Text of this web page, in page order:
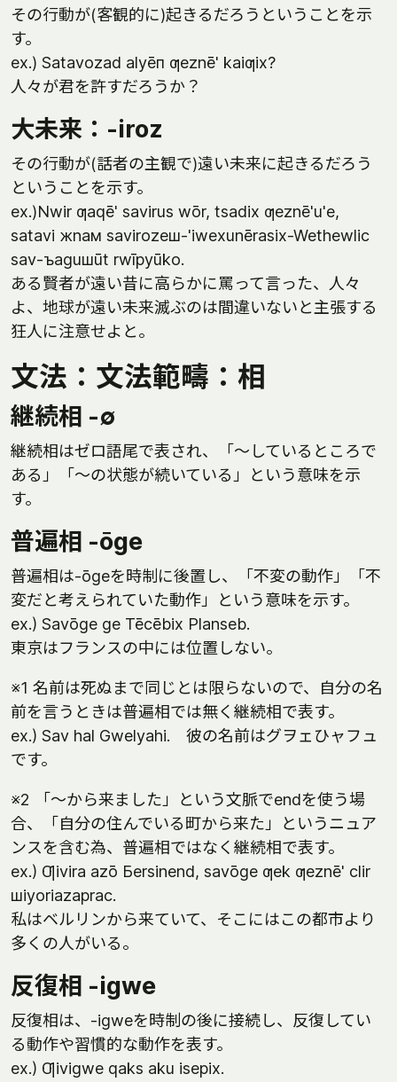
その行動が(客観的に)起きるだろうということを示
す。
ex.) Satavozad alyēп ƣeznē' kaiƣix?
人々が君を許すだろうか？
大未来：-iroz
その行動が(話者の主観で)遠い未来に起きるだろう
ということを示す。
ex.)Nwir ƣaqē' savirus wōr, tsadix ƣeznē'u'e,
satavi жnaм savirozeш-'iwexunērasix-Wethewlic
sav-ъaguшūt rwīpyūko.
ある賢者が遠い昔に高らかに罵って言った、人々
よ、地球が遠い未来滅ぶのは間違いないと主張する
狂人に注意せよと。
文法：文法範疇：相
継続相 -∅
継続相はゼロ語尾で表され、「～しているところで
ある」「～の状態が続いている」という意味を示
す。
普遍相 -ōge
普遍相は-ōgeを時制に後置し、「不変の動作」「不
変だと考えられていた動作」という意味を示す。
ex.) Savōge ge Tēcēbix Planseb.
東京はフランスの中には位置しない。
※1 名前は死ぬまで同じとは限らないので、自分の名
前を言うときは普遍相では無く継続相で表す。
ex.) Sav hal Gwelyahi. 彼の名前はグヲェひャフュ
です。
※2 「～から来ました」という文脈でendを使う場
合、「自分の住んでいる町から来た」というニュア
ンスを含む為、普遍相ではなく継続相で表す。
ex.) Ƣivira azō Бersinend, savōge ƣek ƣeznē' clir
шiyoriazaprac.
私はベルリンから来ていて、そこにはこの都市より
多くの人がいる。
反復相 -igwe
反復相は、-igweを時制の後に接続し、反復してい
る動作や習慣的な動作を表す。
ex.) Ƣivigwe qaks aku isepix.